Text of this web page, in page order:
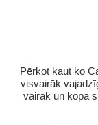
Pērkot kaut ko
visvairāk
vairāk un kopā